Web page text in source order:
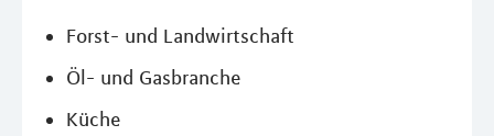
Forst- und Landwirtschaft
Öl- und Gasbranche
Küche